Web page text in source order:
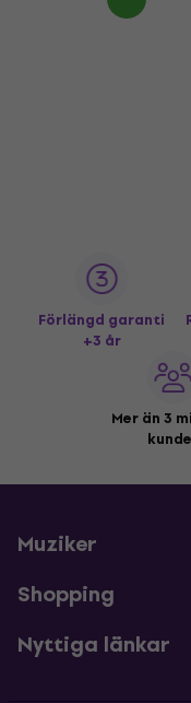
Förlängd garanti
+3 år
Mer än 3
Muziker
Shopping
Nyttiga länkar